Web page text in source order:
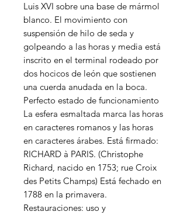
Luis XVI sobre una base de mármol
blanco. El movimiento con
suspensión de hilo de seda y
golpeando a las horas y media está
inscrito en el terminal rodeado por
dos hocicos de león que sostienen
una cuerda anudada en la boca.
Perfecto estado de funcionamiento
La esfera esmaltada marca las horas
en caracteres romanos y las horas
en caracteres árabes. Está firmado:
RICHARD à PARIS. (Christophe
Richard, nacido en 1753; rue Croix
des Petits Champs) Está fechado en
1788 en la primavera.
Restauraciones: uso y